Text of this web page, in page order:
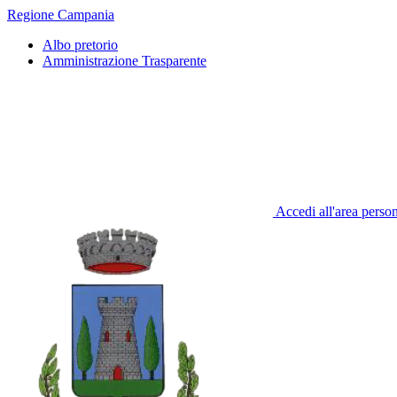
Regione Campania
Albo pretorio
Amministrazione Trasparente
Accedi all'area